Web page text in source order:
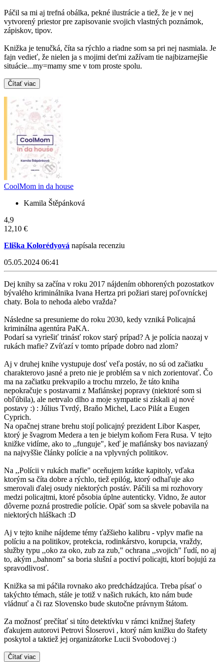
Páčil sa mi aj trefná obálka, pekné ilustrácie a tiež, že je v nej
vytvorený priestor pre zapisovanie svojich vlastných poznámok,
zápiskov, tipov.
Knižka je tenučká, číta sa rýchlo a riadne som sa pri nej nasmiala. Je
fajn vedieť, že nielen ja s mojimi deťmi zažívam tie najbizarnejšie
situácie...my=mamy sme v tom proste spolu.
Čítať viac
CoolMom in da house
Kamila Štěpánková
4,9
12,10 €
Eliška Kolorédyová napísala recenziu
05.05.2024 06:41
Dej knihy sa začína v roku 2017 nájdením obhorených pozostatkov
bývalého kriminálnika Ivana Hertza pri požiari starej poľovníckej
chaty. Bola to nehoda alebo vražda?
Následne sa presunieme do roku 2030, kedy vzniká Policajná
kriminálna agentúra PaKA.
Podarí sa vyriešiť trinásť rokov starý prípad? A je polícia naozaj v
rukách mafie? Zvíťazí v tomto prípade dobro nad zlom?
Aj v druhej knihe vystupuje dosť veľa postáv, no sú od začiatku
charakterovo jasné a preto nie je problém sa v nich zorientovať. Čo
ma na začiatku prekvapilo a trochu mrzelo, že táto kniha
nepokračuje s postavami z Mafiánskej popravy (niektoré som si
obľúbila), ale netrvalo dlho a moje sympatie si získali aj nové
postavy :) : Július Tvrdý, Braňo Michel, Laco Pilát a Eugen
Cyprich.
Na opačnej strane brehu stojí policajný prezident Libor Kasper,
ktorý je švagrom Medera a ten je bielym koňom Fera Rusa. V tejto
knižke vidíme, ako to ,,funguje", keď je mafiánsky bos naviazaný
na najvyššie články polície a na vplyvných politikov.
Na ,,Polícii v rukách mafie" oceňujem krátke kapitoly, vďaka
ktorým sa číta dobre a rýchlo, tiež epilóg, ktorý odhaľuje ako
smerovali ďalej osudy niektorých postáv. Páčili sa mi rozhovory
medzi policajtmi, ktoré pôsobia úplne autenticky. Vidno, že autor
dôverne pozná prostredie polície. Opäť som sa skvele pobavila na
niektorých hláškach :D
Aj v tejto knihe nájdeme témy ťažšieho kalibru - vplyv mafie na
políciu a na politikov, protekcia, rodinkárstvo, korupcia, vraždy,
služby typu ,,oko za oko, zub za zub," ochrana ,,svojich" ľudí, no aj
to, akým ,,bahnom" sa boria slušní a poctiví policajti, ktorí bojujú za
spravodlivosť.
Knižka sa mi páčila rovnako ako predchádzajúca. Treba písať o
takýchto témach, stále je totiž v našich rukách, kto nám bude
vládnuť a či raz Slovensko bude skutočne právnym štátom.
Za možnosť prečítať si túto detektívku v rámci knižnej štafety
ďakujem autorovi Petrovi Šloserovi , ktorý nám knižku do štafety
poskytol a taktiež jej organizátorke Lucii Svobodovej :)
Čítať viac